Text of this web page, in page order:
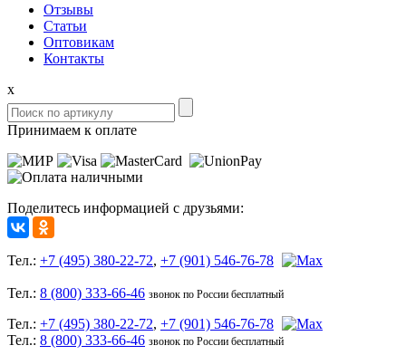
Отзывы
Статьи
Оптовикам
Контакты
x
Принимаем к оплате
Поделитесь информацией с друзьями:
Тел.: +7 (495) 380-22-72, +7 (901) 546-76-78
Тел.: 8 (800) 333-66-46 звонок по России бесплатный
Тел.: +7 (495) 380-22-72, +7 (901) 546-76-78
Тел.: 8 (800) 333-66-46 звонок по России бесплатный